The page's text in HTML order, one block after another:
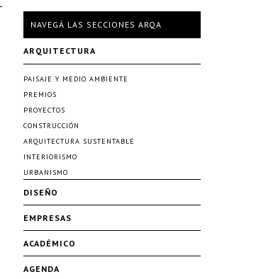
NAVEGÁ LAS SECCIONES ARQA
ARQUITECTURA
PAISAJE Y MEDIO AMBIENTE
PREMIOS
PROYECTOS
CONSTRUCCIÓN
ARQUITECTURA SUSTENTABLE
INTERIORISMO
URBANISMO
DISEÑO
EMPRESAS
ACADÉMICO
AGENDA